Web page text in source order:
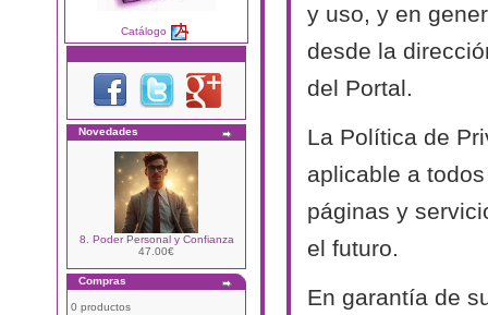
Catálogo
Novedades
8. Poder Personal y Confianza
47.00€
Compras
0 productos
y uso, y en
desde la
del Portal.
La Política de
aplicable a
páginas y
el futuro.
En garantía de